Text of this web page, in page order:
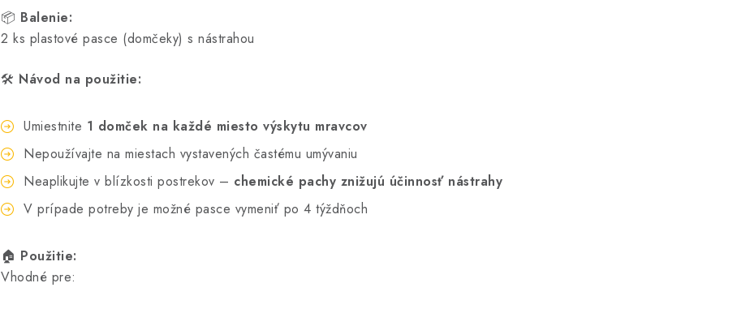
📦 Balenie:
2 ks plastové pasce (domčeky) s nástrahou
🛠 Návod na použitie:
Umiestnite 1 domček na každé miesto výskytu mravcov
Nepoužívajte na miestach vystavených častému umývaniu
Neaplikujte v blízkosti postrekov – chemické pachy znižujú účinnosť nástrahy
V prípade potreby je možné pasce vymeniť po 4 týždňoch
🏠 Použitie:
Vhodné pre: